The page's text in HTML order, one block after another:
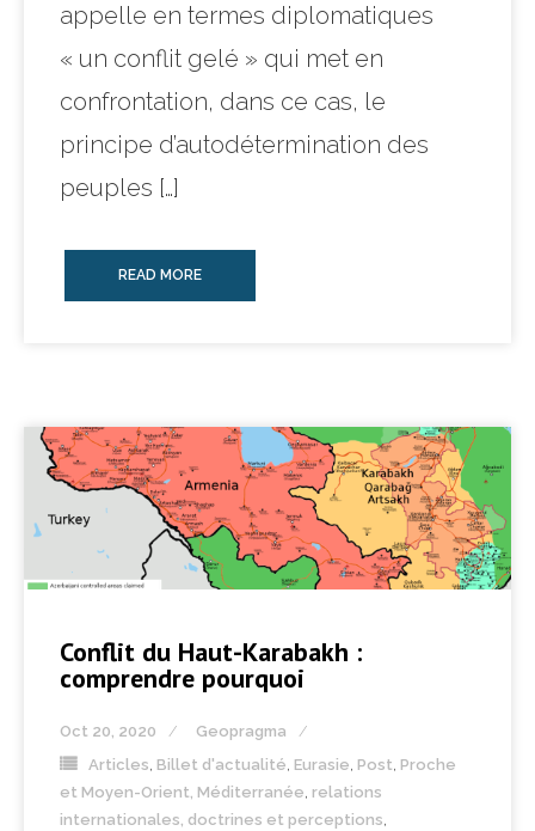
appelle en termes diplomatiques
« un conflit gelé » qui met en
confrontation, dans ce cas, le
principe d’autodétermination des
peuples […]
READ MORE
Conflit du Haut-Karabakh :
comprendre pourquoi
Oct 20, 2020
Geopragma
Articles, Billet d'actualité, Eurasie, Post, Proche
et Moyen-Orient, Méditerranée, relations
internationales, doctrines et perceptions,